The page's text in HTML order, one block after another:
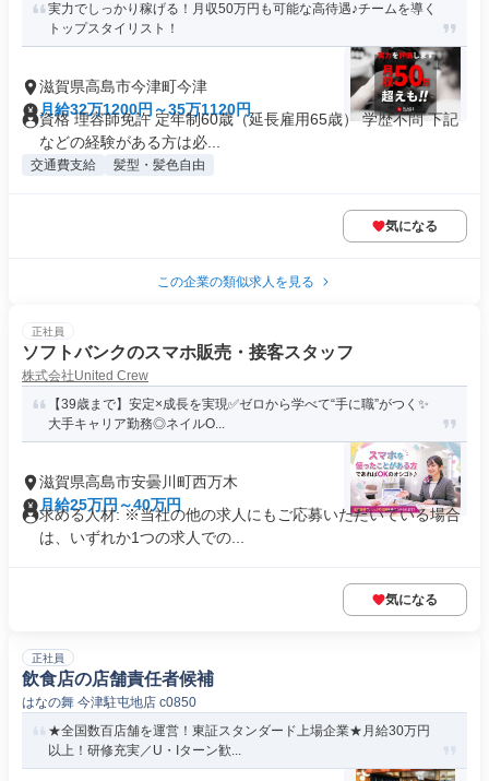
実力でしっかり稼げる！月収50万円も可能な高待遇♪チームを導く
トップスタイリスト！
滋賀県高島市今津町今津
月給32万1200円～35万1120円
資格 理容師免許 定年制60歳（延長雇用65歳） 学歴不問 下記
などの経験がある方は必...
交通費支給 髪型・髪色自由
気になる
この企業の類似求人を見る
正社員
ソフトバンクのスマホ販売・接客スタッフ
株式会社United Crew
【39歳まで】安定×成長を実現✅ゼロから学べて“手に職”がつく✨
大手キャリア勤務◎ネイルO...
滋賀県高島市安曇川町西万木
月給25万円～40万円
求める人材: ※当社の他の求人にもご応募いただいている場合
は、いずれか1つの求人での...
気になる
正社員
飲食店の店舗責任者候補
はなの舞 今津駐屯地店 c0850
★全国数百店舗を運営！東証スタンダード上場企業★月給30万円
以上！研修充実／U・Iターン歓...